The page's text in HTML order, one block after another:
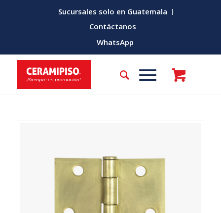
Sucursales solo en Guatemala
Contáctanos
WhatsApp